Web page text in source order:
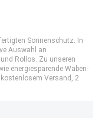
Sonnenschutz. In
Auswahl an
Rollos. Zu unseren
energiesparende Waben-
kostenlosem Versand, 2